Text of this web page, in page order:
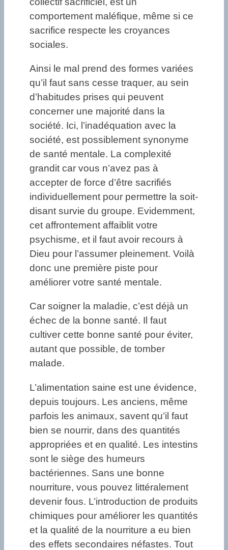
comportement maléfique, même si ce
sacrifice respecte les croyances
sociales.
Ainsi le mal prend des formes variées
qu’il faut sans cesse traquer, au sein
d’habitudes prises qui peuvent
concerner une majorité dans la
société. Ici, l’inadéquation avec la
société, est possiblement synonyme
de santé mentale. La complexité
grandit car vous n’avez pas à
accepter de force d’être sacrifiés
individuellement pour permettre la soit-
disant survie du groupe. Evidemment,
cet affrontement affaiblit votre
psychisme, et il faut avoir recours à
Dieu pour l’assumer pleinement. Voilà
donc une première piste pour
améliorer votre santé mentale.
Car soigner la maladie, c’est déjà un
échec de la bonne santé. Il faut
cultiver cette bonne santé pour éviter,
autant que possible, de tomber
malade.
L’alimentation saine est une évidence,
depuis toujours. Les anciens, même
parfois les animaux, savent qu’il faut
bien se nourrir, dans des quantités
appropriées et en qualité. Les intestins
sont le siège des humeurs
bactériennes. Sans une bonne
nourriture, vous pouvez littéralement
devenir fous. L’introduction de produits
chimiques pour améliorer les quantités
et la qualité de la nourriture a eu bien
des effets secondaires néfastes. Tout